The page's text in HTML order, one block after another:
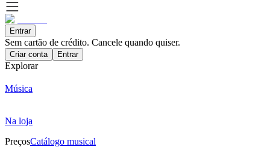
Entrar
Sem cartão de crédito. Cancele quando quiser.
Criar conta Entrar
Explorar
Música
Na loja
PreçosCatálogo musical